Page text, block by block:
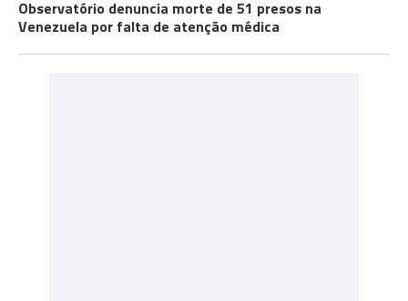
Observatório denuncia morte de 51 presos na
Venezuela por falta de atenção médica